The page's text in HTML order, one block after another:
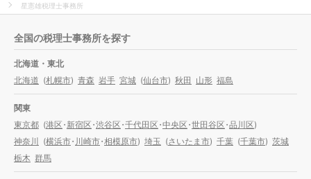
星憲雄税理士事務所
全国の税理士事務所を探す
北海道・東北
北海道 (札幌市) 青森 岩手 宮城 (仙台市) 秋田 山形 福島
関東
東京都 (港区・新宿区・渋谷区・千代田区・中央区・世田谷区・品川区)
神奈川 (横浜市・川崎市・相模原市) 埼玉 (さいたま市) 千葉 (千葉市) 茨城
栃木 群馬